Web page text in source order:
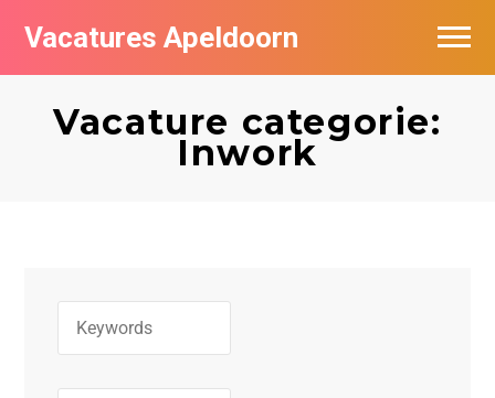
Vacatures Apeldoorn
Vacature categorie:
Inwork
Vacatures per bedrijf
De populairste vacatures in Apeldoorn